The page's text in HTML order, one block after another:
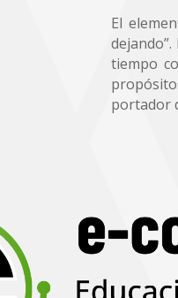
El
tiempo
portador